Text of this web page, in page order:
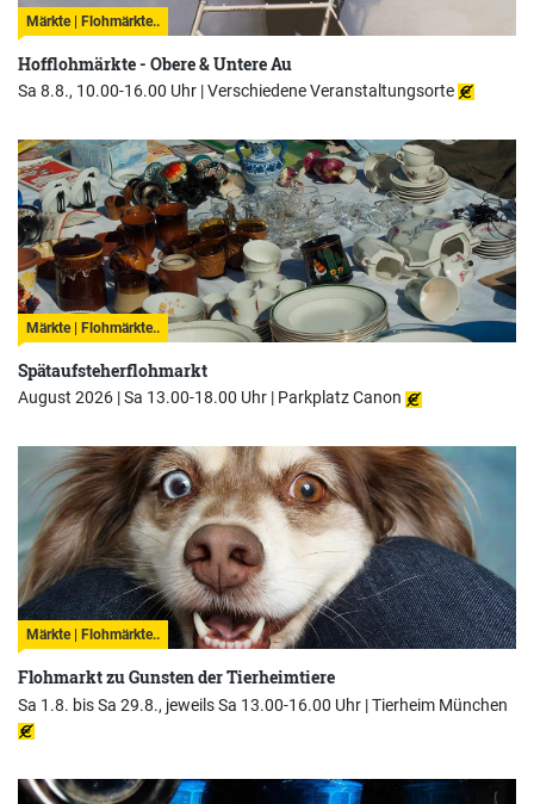
Märkte | Flohmärkte..
Hofflohmärkte - Obere & Untere Au
Sa 8.8., 10.00-16.00 Uhr |Verschiedene Veranstaltungsorte
Märkte | Flohmärkte..
Spätaufsteherflohmarkt
August 2026 | Sa 13.00-18.00 Uhr | Parkplatz Canon
Märkte | Flohmärkte..
Flohmarkt zu Gunsten der Tierheimtiere
Sa 1.8. bis Sa 29.8., jeweils Sa 13.00-16.00 Uhr |Tierheim München